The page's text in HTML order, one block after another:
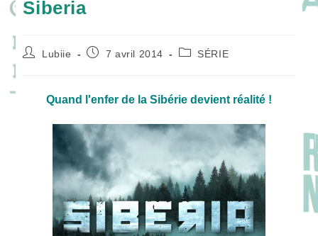
Siberia
Auteur/autrice
Lubiie
Publication
7 avril 2014
PostSÉRIE
Quand l'enfer de la Sibérie devient réalité !